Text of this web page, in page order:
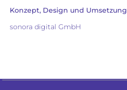
Konzept, Design und Umsetzung
sonora digital GmbH